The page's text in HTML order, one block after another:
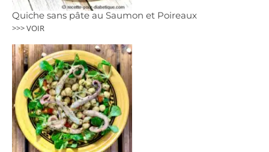
Quiche sans pâte au Saumon et Poireaux
>>> VOIR